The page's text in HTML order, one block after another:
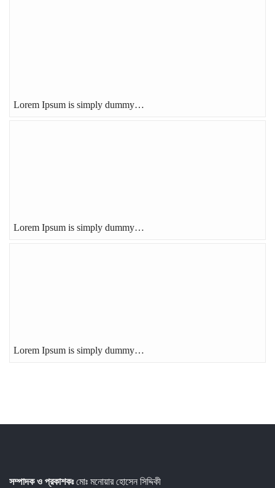
Lorem Ipsum is simply dummy…
Lorem Ipsum is simply dummy…
Lorem Ipsum is simply dummy…
সম্পাদক ও প্রকাশকঃমোঃ মনোয়ার হোসেন সিদ্দিকী